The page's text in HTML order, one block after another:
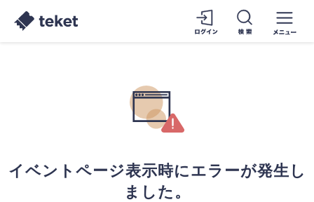
イベントページ表示時にエラーが発生し
ました。